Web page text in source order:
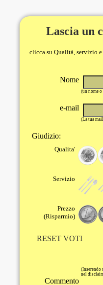
Lascia un
clicca su Qualità, servizio
Nome
(un nome
e-mail
(La tua
Giudizio:
Qualita'
Servizio
Prezzo
(Risparmio)
RESET VOTI
(Inserendo
nel
Commento